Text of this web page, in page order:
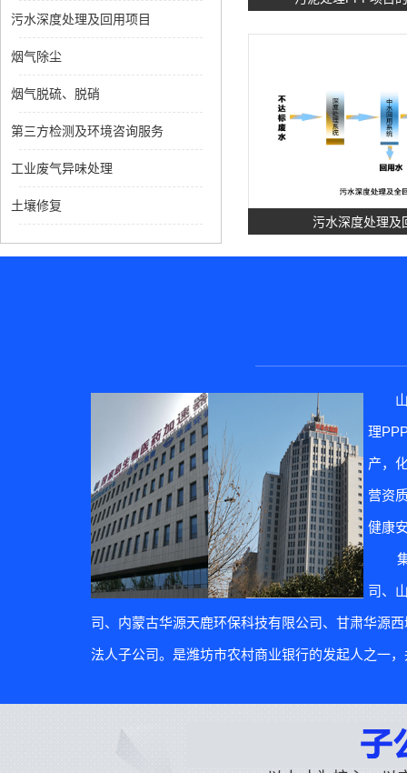
污水深度处理及回用项目
烟气除尘
烟气脱硫、脱硝
第三方检测及环境咨询服务
工业废气异味处理
土壤修复
污水深度处理及
土壤修复
理
产，
营资
健康
集团
司、
司、内蒙古华源天鹿环保科技有限公司、甘肃华源
法人子公司。是潍坊市农村商业银行的发起人之一